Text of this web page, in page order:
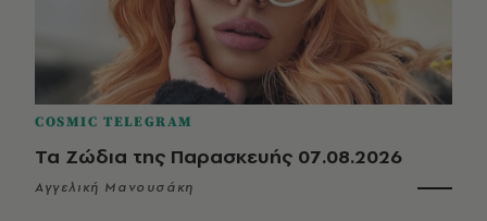
COSMIC TELEGRAM
Τα Ζώδια της Παρασκευής 07.08.2026
Αγγελική Μανουσάκη